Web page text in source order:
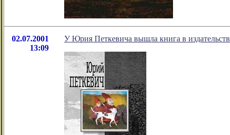
02.07.2001
13:09
У Юрия Петкевича вышла книга в